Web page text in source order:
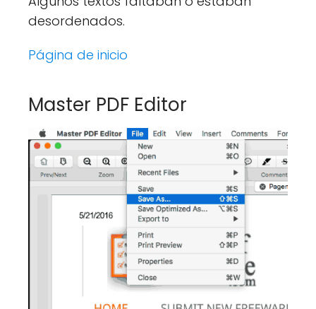
desordenados.
Página de inicio
Master PDF Editor